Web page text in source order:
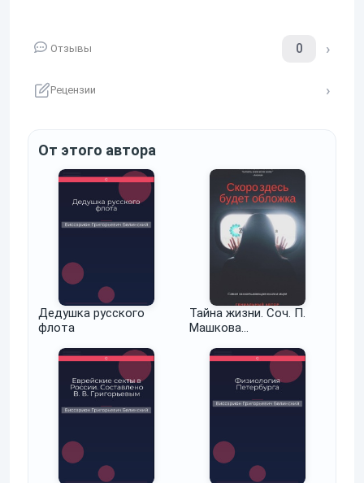
Отзывы 0
Рецензии
От этого автора
Дедушка русского
флота
Тайна жизни. Соч. П.
Машкова…